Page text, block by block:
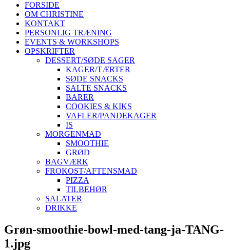
FORSIDE
OM CHRISTINE
KONTAKT
PERSONLIG TRÆNING
EVENTS & WORKSHOPS
OPSKRIFTER
DESSERT/SØDE SAGER
KAGER/TÆRTER
SØDE SNACKS
SALTE SNACKS
BARER
COOKIES & KIKS
VAFLER/PANDEKAGER
IS
MORGENMAD
SMOOTHIE
GRØD
BAGVÆRK
FROKOST/AFTENSMAD
PIZZA
TILBEHØR
SALATER
DRIKKE
Skip
to
content
Grøn-smoothie-bowl-med-tang-ja-TANG-
1.jpg